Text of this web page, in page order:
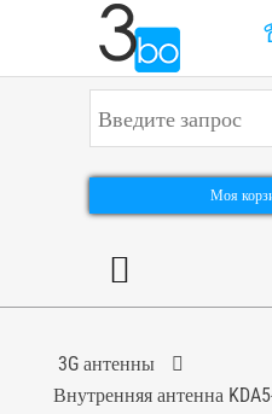
к
а
ь
Моя
3G антенны
Внутренняя антенна